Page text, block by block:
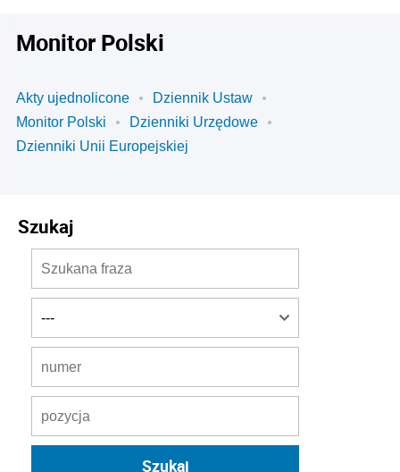
Monitor Polski
Akty ujednolicone
Dziennik Ustaw
Monitor Polski
Dzienniki Urzędowe
Dzienniki Unii Europejskiej
Szukaj